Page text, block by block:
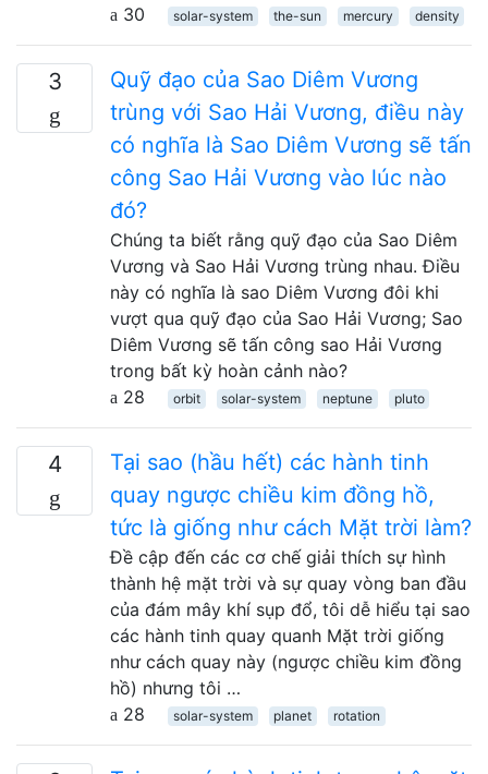
30
solar-system the-sun mercury density
3
Quỹ đạo của Sao Diêm Vương
trùng với Sao Hải Vương, điều này
có nghĩa là Sao Diêm Vương sẽ tấn
công Sao Hải Vương vào lúc nào
đó?
Chúng ta biết rằng quỹ đạo của Sao Diêm
Vương và Sao Hải Vương trùng nhau. Điều
này có nghĩa là sao Diêm Vương đôi khi
vượt qua quỹ đạo của Sao Hải Vương; Sao
Diêm Vương sẽ tấn công sao Hải Vương
trong bất kỳ hoàn cảnh nào?
28
orbit solar-system neptune pluto
4
Tại sao (hầu hết) các hành tinh
quay ngược chiều kim đồng hồ,
tức là giống như cách Mặt trời làm?
Đề cập đến các cơ chế giải thích sự hình
thành hệ mặt trời và sự quay vòng ban đầu
của đám mây khí sụp đổ, tôi dễ hiểu tại sao
các hành tinh quay quanh Mặt trời giống
như cách quay này (ngược chiều kim đồng
hồ) nhưng tôi …
28
solar-system planet rotation